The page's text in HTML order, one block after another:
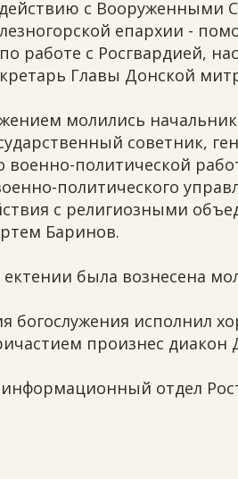
с Вооруженными
епархии -
работе с Росгвардией,
Главы Донской
молились
советник,
военно-политической
политического
с религиозными
Баринов.
ектении была вознесена
богослужения исполнил
произнес диакон
отдел